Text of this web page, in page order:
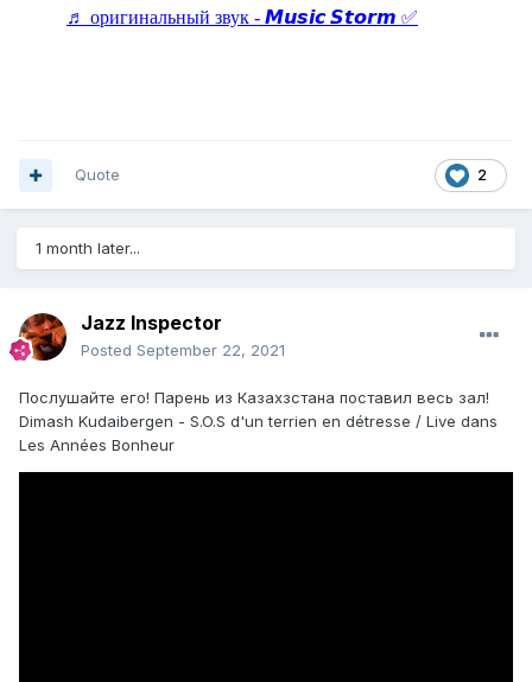
2
Quote
1 month later...
Jazz Inspector
Posted September 22, 2021
Послушайте его! Парень из Казахзстана поставил весь зал!
Dimash Kudaibergen - S.O.S d'un terrien en détresse / Live dans
Les Années Bonheur